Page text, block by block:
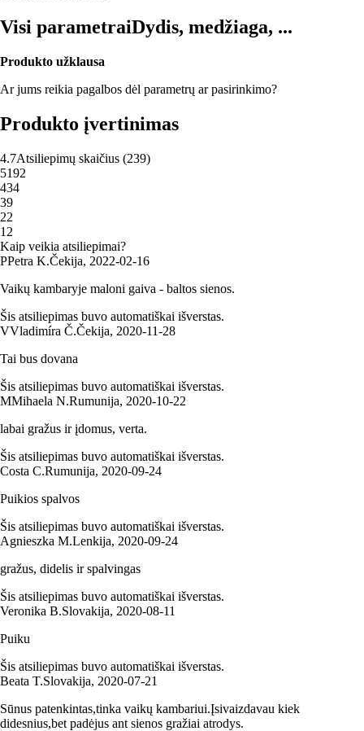
Visi parametraiDydis, medžiaga, ...
Produkto užklausa
Ar jums reikia pagalbos dėl parametrų ar pasirinkimo?
Produkto įvertinimas
4.7Atsiliepimų skaičius (239)
5192
434
39
22
1 2
Kaip veikia atsiliepimai?
PPetra K.Čekija, 2022‑02‑16
Vaikų kambaryje maloni gaiva - baltos sienos.
Šis atsiliepimas buvo automatiškai išverstas.
VVladimíra Č.Čekija, 2020‑11‑28
Tai bus dovana
Šis atsiliepimas buvo automatiškai išverstas.
MMihaela N.Rumunija, 2020‑10‑22
labai gražus ir įdomus, verta.
Šis atsiliepimas buvo automatiškai išverstas.
Costa C.Rumunija, 2020‑09‑24
Puikios spalvos
Šis atsiliepimas buvo automatiškai išverstas.
Agnieszka M.Lenkija, 2020‑09‑24
gražus, didelis ir spalvingas
Šis atsiliepimas buvo automatiškai išverstas.
Veronika B.Slovakija, 2020‑08‑11
Puiku
Šis atsiliepimas buvo automatiškai išverstas.
Beata T.Slovakija, 2020‑07‑21
Sūnus patenkintas,tinka vaikų kambariui.Įsivaizdavau kiek
didesnius,bet padėjus ant sienos gražiai atrodys.